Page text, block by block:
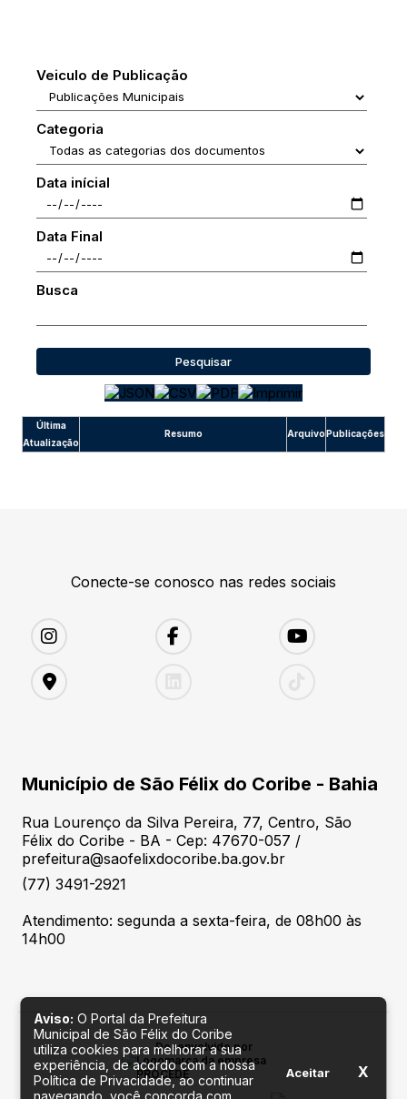
Veiculo de Publicação
Categoria
Data inícial
Data Final
Busca
Pesquisar
Última
Atualização
Resumo ArquivoPublicações
Conecte-se conosco nas redes sociais
Município de São Félix do Coribe - Bahia
Rua Lourenço da Silva Pereira, 77, Centro, São
Félix do Coribe - BA - Cep: 47670-057 /
prefeitura@saofelixdocoribe.ba.gov.br
(77) 3491-2921
Atendimento: segunda a sexta-feira, de 08h00 às
14h00
Desenvolvido por
Aviso: O Portal da Prefeitura
Municipal de São Félix do Coribe
utiliza cookies para melhorar a sua
experiência, de acordo com a nossa
Política de Privacidade, ao continuar
navegando, você concorda com
Aceitar X